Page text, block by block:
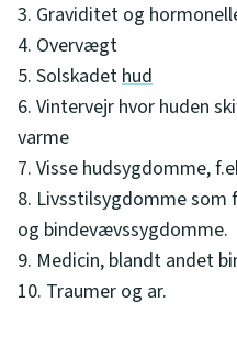
3. Graviditet og
4. Overvægt
5. Solskadethud
6. Vintervejr hvor huden
varme
7. Visse hudsygdomme,
8. Livsstilsygdomme som
og bindevævssygdomme.
9. Medicin, blandt andet
10. Traumer og ar.